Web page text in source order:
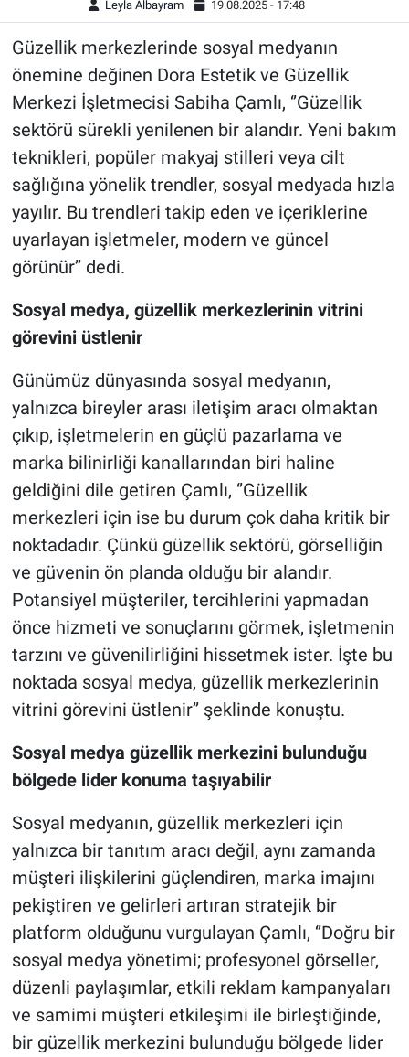
Leyla Albayram 19.08.2025 - 17:48
Güzellik merkezlerinde sosyal medyanın
önemine değinen Dora Estetik ve Güzellik
Merkezi İşletmecisi Sabiha Çamlı, ‘’Güzellik
sektörü sürekli yenilenen bir alandır. Yeni bakım
teknikleri, popüler makyaj stilleri veya cilt
sağlığına yönelik trendler, sosyal medyada hızla
yayılır. Bu trendleri takip eden ve içeriklerine
uyarlayan işletmeler, modern ve güncel
görünür’’ dedi.
Sosyal medya, güzellik merkezlerinin vitrini
görevini üstlenir
Günümüz dünyasında sosyal medyanın,
yalnızca bireyler arası iletişim aracı olmaktan
çıkıp, işletmelerin en güçlü pazarlama ve
marka bilinirliği kanallarından biri haline
geldiğini dile getiren Çamlı, ‘’Güzellik
merkezleri için ise bu durum çok daha kritik bir
noktadadır. Çünkü güzellik sektörü, görselliğin
ve güvenin ön planda olduğu bir alandır.
Potansiyel müşteriler, tercihlerini yapmadan
önce hizmeti ve sonuçlarını görmek, işletmenin
tarzını ve güvenilirliğini hissetmek ister. İşte bu
noktada sosyal medya, güzellik merkezlerinin
vitrini görevini üstlenir’’ şeklinde konuştu.
Sosyal medya güzellik merkezini bulunduğu
bölgede lider konuma taşıyabilir
Sosyal medyanın, güzellik merkezleri için
yalnızca bir tanıtım aracı değil, aynı zamanda
müşteri ilişkilerini güçlendiren, marka imajını
pekiştiren ve gelirleri artıran stratejik bir
platform olduğunu vurgulayan Çamlı, ‘’Doğru bir
sosyal medya yönetimi; profesyonel görseller,
düzenli paylaşımlar, etkili reklam kampanyaları
ve samimi müşteri etkileşimi ile birleştiğinde,
bir güzellik merkezini bulunduğu bölgede lider